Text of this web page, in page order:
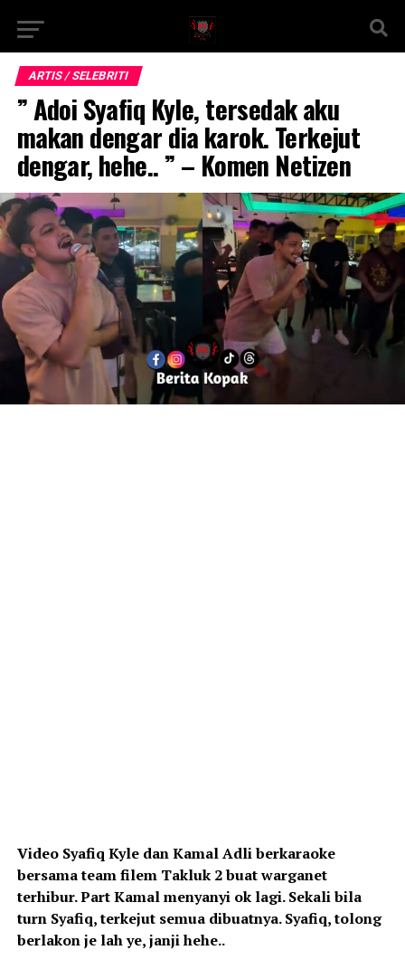
ARTIS / SELEBRITI
” Adoi Syafiq Kyle, tersedak aku
makan dengar dia karok. Terkejut
dengar, hehe.. ” – Komen Netizen
Video Syafiq Kyle dan Kamal Adli berkaraoke
bersama team filem Takluk 2 buat warganet
terhibur. Part Kamal menyanyi ok lagi. Sekali bila
turn Syafiq, terkejut semua dibuatnya. Syafiq, tolong
berlakon je lah ye, janji hehe..